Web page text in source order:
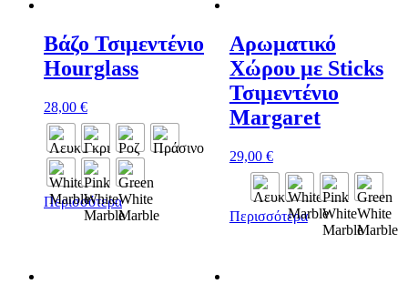
Βάζο Τσιμεντένιο
Hourglass
28,00 €
Περισσότερα
Αρωματικό
Χώρου με Sticks
Τσιμεντένιο
Margaret
29,00 €
Περισσότερα